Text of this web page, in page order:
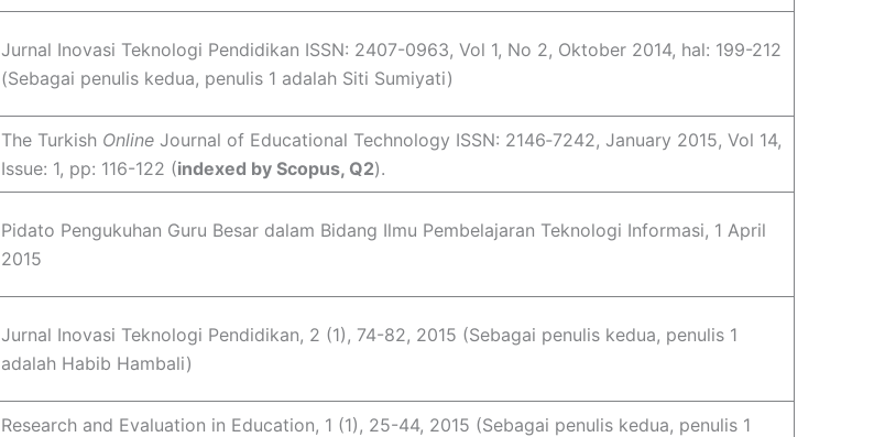
Jurnal Inovasi Teknologi Pendidikan ISSN: 2407-0963, Vol 1, No 2, Oktober 2014, hal: 199-212
(Sebagai penulis kedua, penulis 1 adalah Siti Sumiyati)
The Turkish Online Journal of Educational Technology ISSN: 2146‐7242, January 2015, Vol 14,
Issue: 1, pp: 116-122 (indexed by Scopus, Q2).
Pidato Pengukuhan Guru Besar dalam Bidang Ilmu Pembelajaran Teknologi Informasi, 1 April
2015
Jurnal Inovasi Teknologi Pendidikan, 2 (1), 74-82, 2015 (Sebagai penulis kedua, penulis 1
adalah Habib Hambali)
Research and Evaluation in Education, 1 (1), 25-44, 2015 (Sebagai penulis kedua, penulis 1